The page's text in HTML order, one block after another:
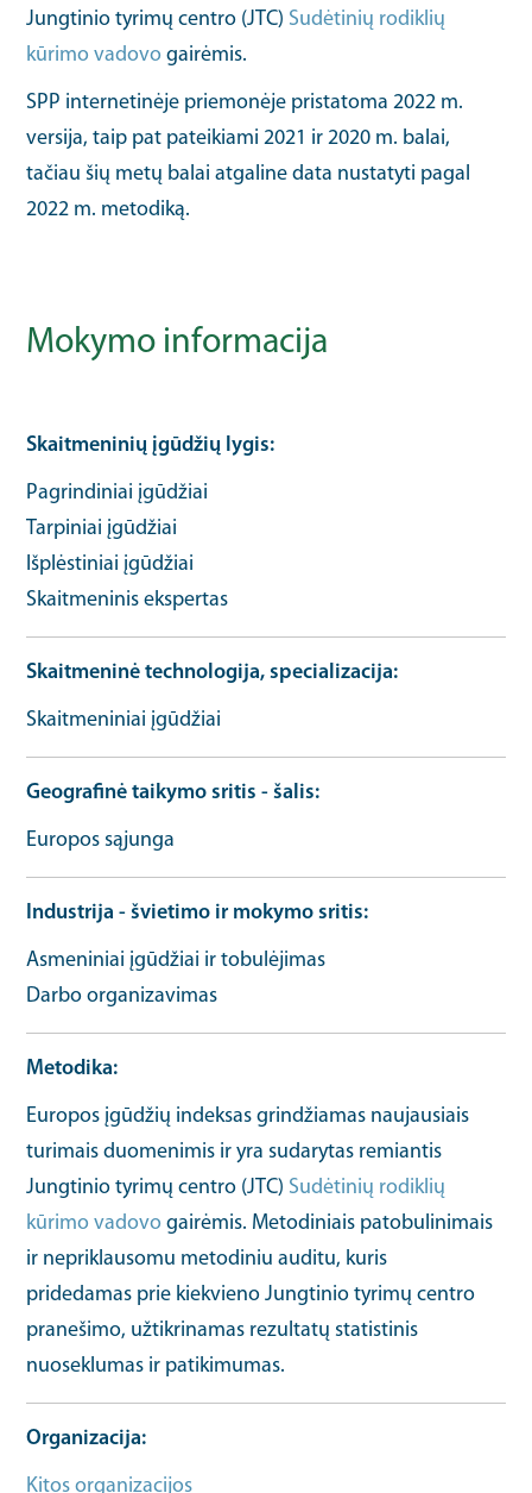
Jungtinio tyrimų centro (JTC) Sudėtinių rodiklių
kūrimo vadovo gairėmis.
SPP internetinėje priemonėje pristatoma 2022 m.
versija, taip pat pateikiami 2021 ir 2020 m. balai,
tačiau šių metų balai atgaline data nustatyti pagal
2022 m. metodiką.
Mokymo informacija
Skaitmeninių įgūdžių lygis
Pagrindiniai įgūdžiai
Tarpiniai įgūdžiai
Išplėstiniai įgūdžiai
Skaitmeninis ekspertas
Skaitmeninė technologija, specializacija
Skaitmeniniai įgūdžiai
Geografinė taikymo sritis - šalis
Europos sąjunga
Industrija - švietimo ir mokymo sritis
Asmeniniai įgūdžiai ir tobulėjimas
Darbo organizavimas
Metodika
Europos įgūdžių indeksas grindžiamas naujausiais
turimais duomenimis ir yra sudarytas remiantis
Jungtinio tyrimų centro (JTC) Sudėtinių rodiklių
kūrimo vadovo gairėmis. Metodiniais patobulinimais
ir nepriklausomu metodiniu auditu, kuris
pridedamas prie kiekvieno Jungtinio tyrimų centro
pranešimo, užtikrinamas rezultatų statistinis
nuoseklumas ir patikimumas.
Organizacija
Kitos organizacijos